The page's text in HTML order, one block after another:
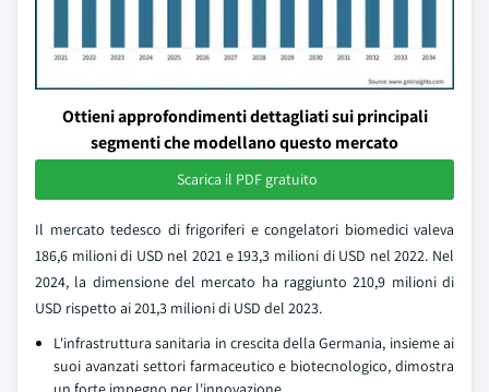
Ottieni approfondimenti dettagliati sui principali
segmenti che modellano questo mercato
Scarica il PDF gratuito
Il mercato tedesco di frigoriferi e congelatori biomedici valeva
186,6 milioni di USD nel 2021 e 193,3 milioni di USD nel 2022. Nel
2024, la dimensione del mercato ha raggiunto 210,9 milioni di
USD rispetto ai 201,3 milioni di USD del 2023.
L'infrastruttura sanitaria in crescita della Germania, insieme ai
suoi avanzati settori farmaceutico e biotecnologico, dimostra